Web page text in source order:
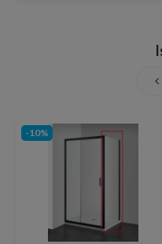
-10%